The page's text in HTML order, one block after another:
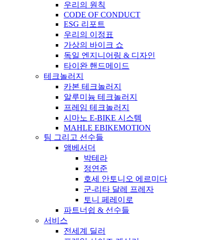
우리의 원칙
CODE OF CONDUCT
ESG 리포트
우리의 이정표
가상의 바이크 쇼
독일 엔지니어링 & 디자인
타이완 핸드메이드
테크놀러지
카본 테크놀러지
알루미늄 테크놀러지
프레임 테크놀러지
시마노 E-BIKE 시스템
MAHLE EBIKEMOTION
팀 그리고 선수들
앰베서더
박테라
정연준
호세 안토니오 에르미다
군-리타 달레 프레자
토니 페레이로
파트너쉽 & 선수들
서비스
전세계 딜러